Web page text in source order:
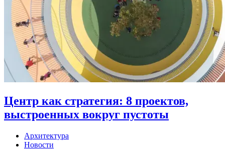
Центр как стратегия: 8 проектов,
выстроенных вокруг пустоты
Архитектура
Новости